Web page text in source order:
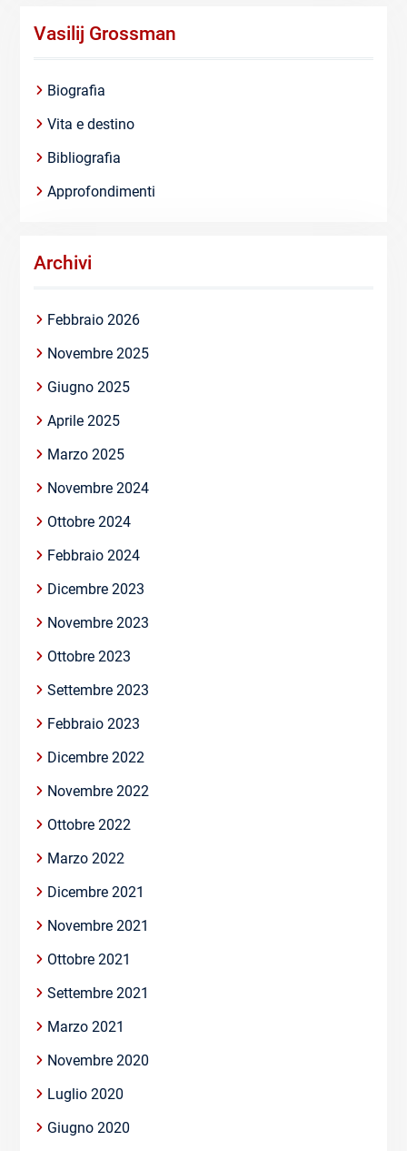
Vasilij Grossman
Biografia
Vita e destino
Bibliografia
Approfondimenti
Archivi
Febbraio 2026
Novembre 2025
Giugno 2025
Aprile 2025
Marzo 2025
Novembre 2024
Ottobre 2024
Febbraio 2024
Dicembre 2023
Novembre 2023
Ottobre 2023
Settembre 2023
Febbraio 2023
Dicembre 2022
Novembre 2022
Ottobre 2022
Marzo 2022
Dicembre 2021
Novembre 2021
Ottobre 2021
Settembre 2021
Marzo 2021
Novembre 2020
Luglio 2020
Giugno 2020